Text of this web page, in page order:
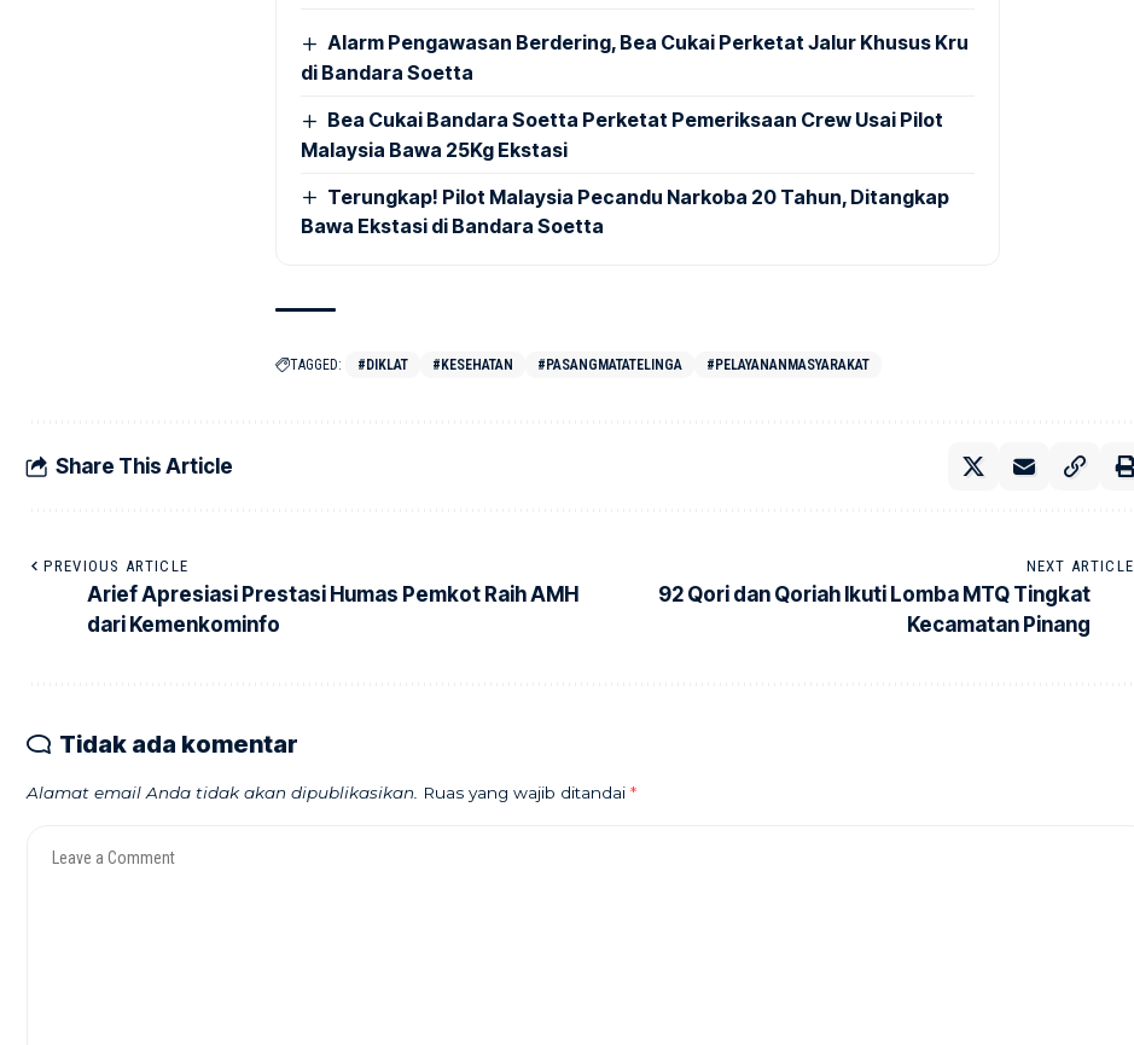
Alarm Pengawasan Berdering, Bea Cukai Perketat Jalur Khusus Kru
di Bandara Soetta
Bea Cukai Bandara Soetta Perketat Pemeriksaan Crew Usai Pilot
Malaysia Bawa 25Kg Ekstasi
Terungkap! Pilot Malaysia Pecandu Narkoba 20 Tahun, Ditangkap
Bawa Ekstasi di Bandara Soetta
TAGGED: #DIKLAT #KESEHATAN #PASANGMATATELINGA #PELAYANANMASYARAKAT
Share This Article
PREVIOUS ARTICLE
Arief Apresiasi Prestasi Humas Pemkot Raih AMH
dari Kemenkominfo
NEXT ARTICLE
92 Qori dan Qoriah Ikuti Lomba MTQ Tingkat
Kecamatan Pinang
Tidak ada komentar
Alamat email Anda tidak akan dipublikasikan. Ruas yang wajib ditandai *